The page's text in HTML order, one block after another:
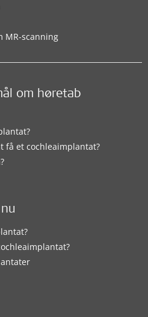
MR-scanning
om høretab
få et cochleaimplantat?